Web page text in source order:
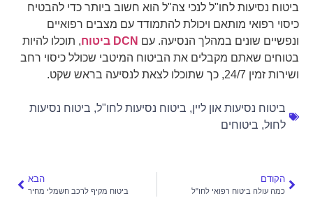
ביטוח נסיעות לחו"ל לנכי צה"ל הוא חשוב ביותר כדי להבטיח
כיסוי רפואי מותאם ויכולת להתמודד עם מצבים רפואיים
ונפשיים שונים במהלך הנסיעה. עם DCN ביטוח
, תוכלו להיות
בטוחים שאתם מקבלים את הביטוח המיטבי שכולל כיסוי רחב
ושירות זמין 24/7, כך שתוכלו לצאת לנסיעה בראש שקט.
ביטוח נסיעות און ליין, ביטוח נסיעות לחו"ל, ביטוח נסיעות
לחול, ביטוחים
הקודם
כמה עולה ביטוח רפואי לחו"ל
הבא
ביטוח מקיף לרכב חשמלי מחיר